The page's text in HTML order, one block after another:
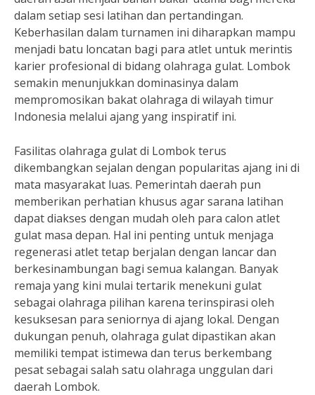
dalam setiap sesi latihan dan pertandingan.
Keberhasilan dalam turnamen ini diharapkan mampu
menjadi batu loncatan bagi para atlet untuk merintis
karier profesional di bidang olahraga gulat. Lombok
semakin menunjukkan dominasinya dalam
mempromosikan bakat olahraga di wilayah timur
Indonesia melalui ajang yang inspiratif ini.
Fasilitas olahraga gulat di Lombok terus
dikembangkan sejalan dengan popularitas ajang ini di
mata masyarakat luas. Pemerintah daerah pun
memberikan perhatian khusus agar sarana latihan
dapat diakses dengan mudah oleh para calon atlet
gulat masa depan. Hal ini penting untuk menjaga
regenerasi atlet tetap berjalan dengan lancar dan
berkesinambungan bagi semua kalangan. Banyak
remaja yang kini mulai tertarik menekuni gulat
sebagai olahraga pilihan karena terinspirasi oleh
kesuksesan para seniornya di ajang lokal. Dengan
dukungan penuh, olahraga gulat dipastikan akan
memiliki tempat istimewa dan terus berkembang
pesat sebagai salah satu olahraga unggulan dari
daerah Lombok.